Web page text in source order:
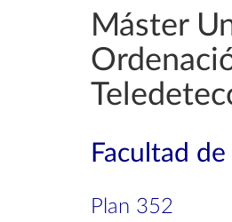
Máster
Facultad
Plan 352